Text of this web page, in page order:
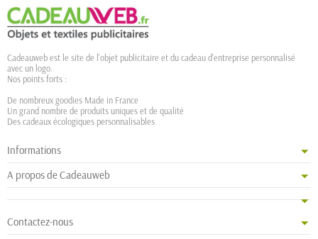
Cadeauweb est le site de l'objet publicitaire et du cadeau d'entreprise personnalisé
avec un logo.
Nos points forts :
De nombreux goodies Made in France
Un grand nombre de produits uniques et de qualité
Des cadeaux écologiques personnalisables
Informations
A propos de Cadeauweb
Contactez-nous